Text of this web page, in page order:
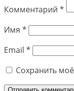
Комментарий *
Имя *
Email *
Сохранить